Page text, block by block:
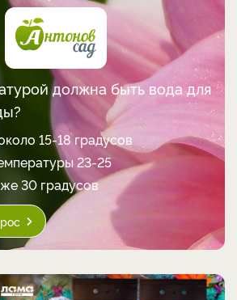
должна быть вода для
15-18 градусов
23-25
30 градусов